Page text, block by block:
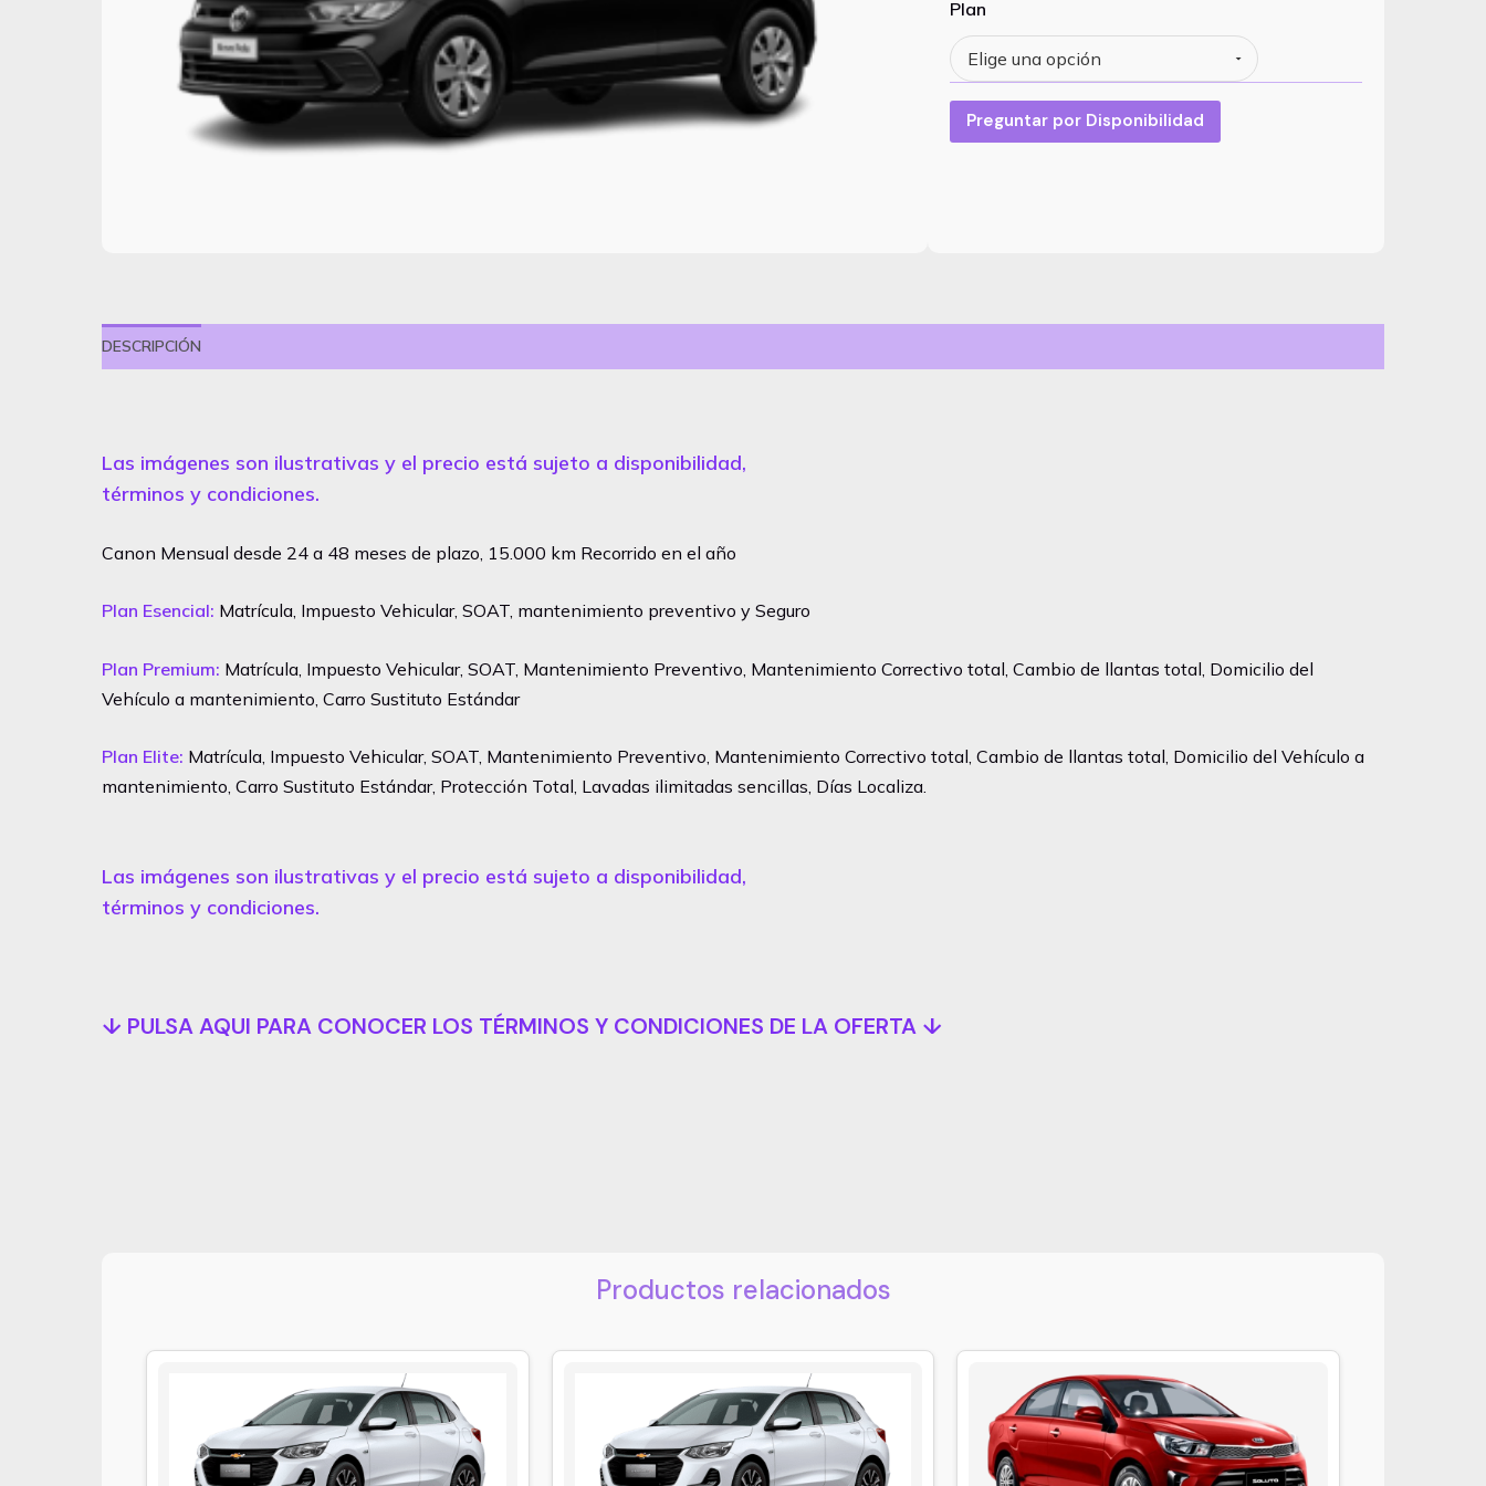
through
$ 2.418.999
Plan
Preguntar por Disponibilidad
DESCRIPCIÓN
Las imágenes son ilustrativas y el precio está sujeto a disponibilidad,
términos y condiciones.
Canon Mensual desde 24 a 48 meses de plazo, 15.000 km Recorrido en el año
Plan Esencial: Matrícula, Impuesto Vehicular, SOAT, mantenimiento preventivo y Seguro
Plan Premium: Matrícula, Impuesto Vehicular, SOAT, Mantenimiento Preventivo, Mantenimiento Correctivo total, Cambio de llantas total, Domicilio del
Vehículo a mantenimiento, Carro Sustituto Estándar
Plan Elite: Matrícula, Impuesto Vehicular, SOAT, Mantenimiento Preventivo, Mantenimiento Correctivo total, Cambio de llantas total, Domicilio del Vehículo a
mantenimiento, Carro Sustituto Estándar, Protección Total, Lavadas ilimitadas sencillas, Días Localiza.
Las imágenes son ilustrativas y el precio está sujeto a disponibilidad,
términos y condiciones.
↓ PULSA AQUI PARA CONOCER LOS TÉRMINOS Y CONDICIONES DE LA OFERTA ↓
Productos relacionados